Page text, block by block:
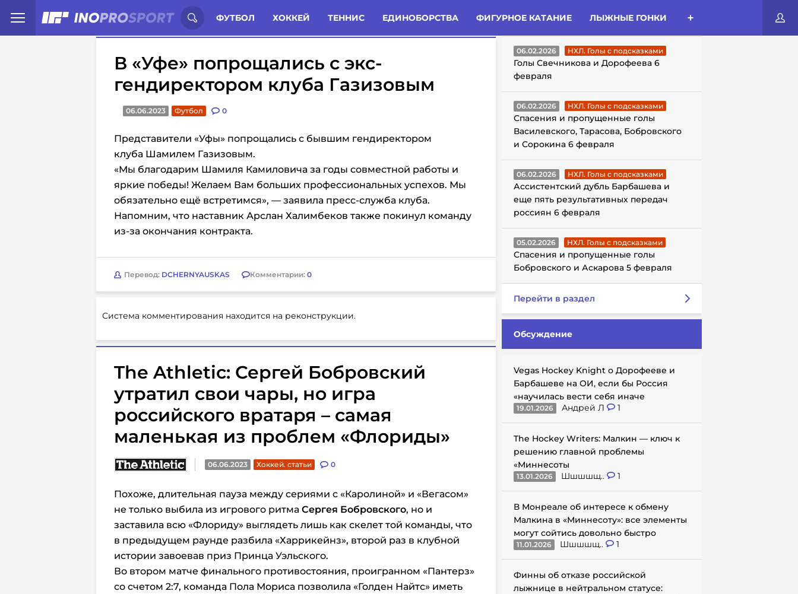
ФУТБОЛ ХОККЕЙ ТЕННИС ЕДИНОБОРСТВА ФИГУРНОЕ КАТАНИЕ ЛЫЖНЫЕ ГОНКИ
Иностранцы о спорте России: Статьи Комменты Новости
В «Уфе» попрощались с экс-
гендиректором клуба Газизовым
06.06.2023 Футбол 0
Представители «Уфы» попрощались с бывшим гендиректором
клуба Шамилем Газизовым.
«Мы благодарим Шамиля Камиловича за годы совместной работы и
яркие победы! Желаем Вам больших профессиональных успехов. Мы
обязательно ещё встретимся», — заявила пресс-служба клуба.
Напомним, что наставник Арслан Халимбеков также покинул команду
из-за окончания контракта.
Перевод: DCHERNYAUSKAS Комментарии: 0
Система комментирования находится на реконструкции.
The Athletic: Сергей Бобровский
утратил свои чары, но игра
российского вратаря – самая
маленькая из проблем «Флориды»
06.06.2023 Хоккей. статьи 0
Похоже, длительная пауза между сериями с «Каролиной» и «Вегасом»
не только выбила из игрового ритма Сергея Бобровского, но и
заставила всю «Флориду» выглядеть лишь как скелет той команды, что
в предыдущем раунде разбила «Харрикейнз», второй раз в клубной
истории завоевав приз Принца Уэльского.
Во втором матче финального противостояния, проигранном «Пантерз»
со счетом 2:7, команда Пола Мориса позволила «Голден Найтс» иметь
ГОЛЫ С ПОДСКАЗКАМИ
06.02.2026 НХЛ. Голы с подсказками
Голы Свечникова и Дорофеева 6
февраля
06.02.2026 НХЛ. Голы с подсказками
Спасения и пропущенные голы
Василевского, Тарасова, Бобровского
и Сорокина 6 февраля
06.02.2026 НХЛ. Голы с подсказками
Ассистентский дубль Барбашева и
еще пять результативных передач
россиян 6 февраля
05.02.2026 НХЛ. Голы с подсказками
Спасения и пропущенные голы
Бобровского и Аскарова 5 февраля
Перейти в раздел
Обсуждение
Vegas Hockey Knight о Дорофееве и
Барбашеве на ОИ, если бы Россия
«научилась вести себя иначе
19.01.2026 Андрей Л 1
The Hockey Writers: Малкин — ключ к
решению главной проблемы
«Миннесоты
13.01.2026 Шшшшщ.. 1
В Монреале об интересе к обмену
Малкина в «Миннесоту»: все элементы
могут сойтись довольно быстро
11.01.2026 Шшшшщ.. 1
Финны об отказе российской
лыжнице в нейтральном статусе: